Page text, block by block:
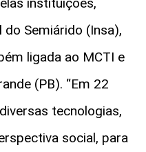
Semiárido (Insa),
ligada ao MCTI e
(PB). “Em 22
tecnologias,
social, para